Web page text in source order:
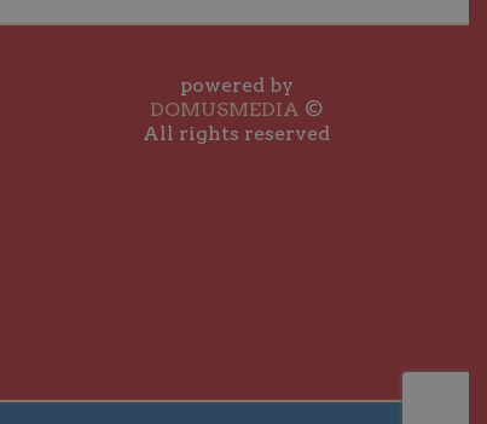
powered by
DOMUSMEDIA ©
All rights reserved